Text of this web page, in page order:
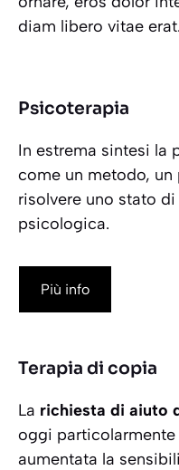
diam libero vitae erat.
Psicoterapia
In estrema sintesi la
come un metodo,
risolvere uno stato
psicologica.
Più info
Terapia di copia
La richiesta di aiuto
oggi particolarmente
aumentata la